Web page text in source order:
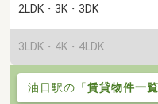
2LDK・3K・3DK
3LDK・4K・4LDK
油日駅の「賃貸物件一覧